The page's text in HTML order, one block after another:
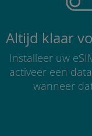
Altijd klaar
Installeer uw
activeer een
wanneer